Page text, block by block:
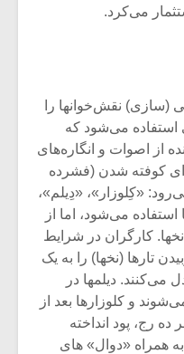
می‌کرد.
(سازی) نقش‌خوانها را
استفاده می‌شود که
از اصوات و انگاره‌های
کوفته شدن (فشرده
«کِلوزار»، «دِیلم»،
می‌شود، اما از
کارگران در شرایط
(نخها) را به یک
دیلمها در
و کلوزارها بعد از
ده رج، پود انداخته
همراه «دوال» های